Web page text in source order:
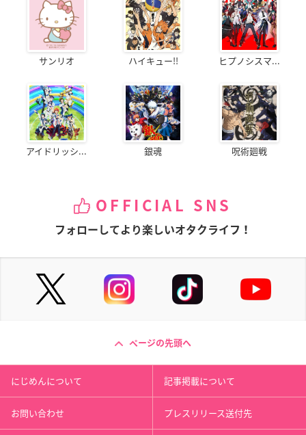
サンリオ ハイキュー!! ヒプノシスマ...
アイドリッシ... 銀魂 呪術廻戦
OFFICIAL SNS
フォローしてより楽しいオタクライフ！
ページの先頭へ
にじめんについて 記事掲載について
お問い合わせ プレスリリース送付先